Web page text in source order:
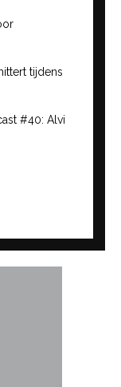
tijdens
#40: Alvi